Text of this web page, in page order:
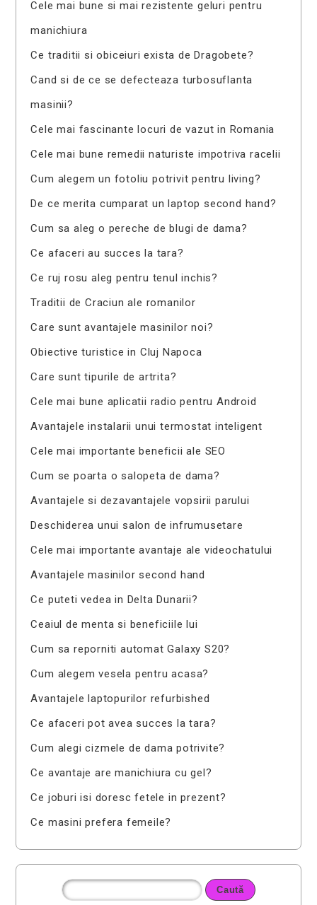
Cele mai bune si mai rezistente geluri pentru
manichiura
Ce traditii si obiceiuri exista de Dragobete?
Cand si de ce se defecteaza turbosuflanta
masinii?
Cele mai fascinante locuri de vazut in Romania
Cele mai bune remedii naturiste impotriva racelii
Cum alegem un fotoliu potrivit pentru living?
De ce merita cumparat un laptop second hand?
Cum sa aleg o pereche de blugi de dama?
Ce afaceri au succes la tara?
Ce ruj rosu aleg pentru tenul inchis?
Traditii de Craciun ale romanilor
Care sunt avantajele masinilor noi?
Obiective turistice in Cluj Napoca
Care sunt tipurile de artrita?
Cele mai bune aplicatii radio pentru Android
Avantajele instalarii unui termostat inteligent
Cele mai importante beneficii ale SEO
Cum se poarta o salopeta de dama?
Avantajele si dezavantajele vopsirii parului
Deschiderea unui salon de infrumusetare
Cele mai importante avantaje ale videochatului
Avantajele masinilor second hand
Ce puteti vedea in Delta Dunarii?
Ceaiul de menta si beneficiile lui
Cum sa reporniti automat Galaxy S20?
Cum alegem vesela pentru acasa?
Avantajele laptopurilor refurbished
Ce afaceri pot avea succes la tara?
Cum alegi cizmele de dama potrivite?
Ce avantaje are manichiura cu gel?
Ce joburi isi doresc fetele in prezent?
Ce masini prefera femeile?